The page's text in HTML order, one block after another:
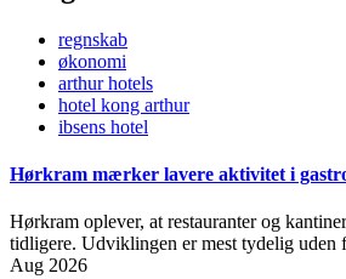
regnskab
økonomi
arthur hotels
hotel kong arthur
ibsens hotel
Hørkram mærker lavere aktivitet i
Hørkram oplever, at restauranter og
tidligere. Udviklingen er mest tydelig uden
Aug 2026